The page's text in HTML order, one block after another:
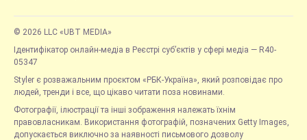
© 2026 LLC «UBT MEDIA»
Ідентифікатор онлайн-медіа в Реєстрі суб’єктів у сфері медіа — R40-
05347
Styler є розважальним проєктом «РБК-Україна», який розповідає про
людей, тренди і все, що цікаво читати поза новинами.
Фотографії, ілюстрації та інші зображення належать їхнім
правовласникам. Використання фотографій, позначених Getty Images,
допускається виключно за наявності письмового дозволу